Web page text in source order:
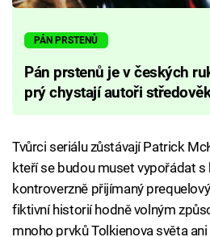
PÁN PRSTENŮ
Pán prstenů je v českých
prý chystají autoři
Tvůrci seriálu zůstávají Patrick
kteří se budou muset vypořádat
kontroverzně přijímaný
fiktivní historií hodně volným
mnoho prvků Tolkienova světa